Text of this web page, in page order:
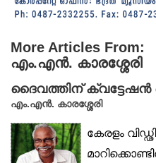
More Articles From:
എം.എൻ. കാരശ്ശേരി
ദൈവത്തിന്
എം.എൻ. കാരശ്ശേരി
കേരളം